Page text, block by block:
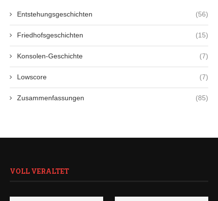
Entstehungsgeschichten (56)
Friedhofsgeschichten (15)
Konsolen-Geschichte (7)
Lowscore (7)
Zusammenfassungen (85)
VOLL VERALTET